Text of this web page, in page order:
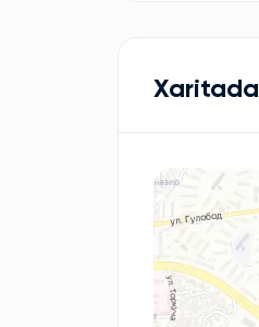
Xaritada